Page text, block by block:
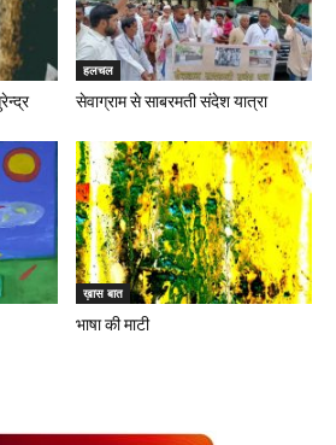
हलचल
सेवाग्राम से साबरमती संदेश यात्रा
ख़ास बात
भाषा की माटी